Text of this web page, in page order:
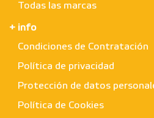
Todas las marcas
+ info
Condiciones de Contratación
Política de privacidad
Protección de datos
Política de Cookies